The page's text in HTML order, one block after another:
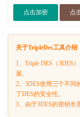
点击加密 点
关于TripleDes工具介绍
1、Triple DES（3DES
展。
2、3DES使用三个不同
了DES的安全性。
3、由于3DES的密钥长